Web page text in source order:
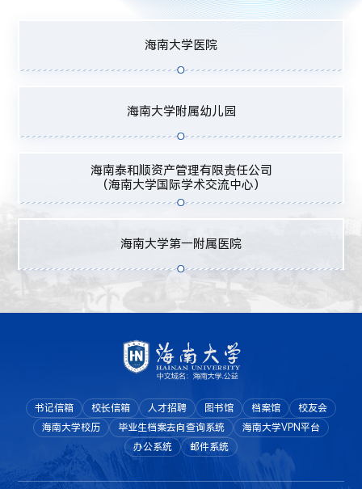
海南大学医院
海南大学附属幼儿园
海南泰和顺资产管理有限责任公司
（海南大学国际学术交流中心）
海南大学第一附属医院
书记信箱 校长信箱 人才招聘 图书馆 档案馆
校友会
海南大学校历
毕业生档案去向查询系统
海南大学VPN平台
办公系统
邮件系统